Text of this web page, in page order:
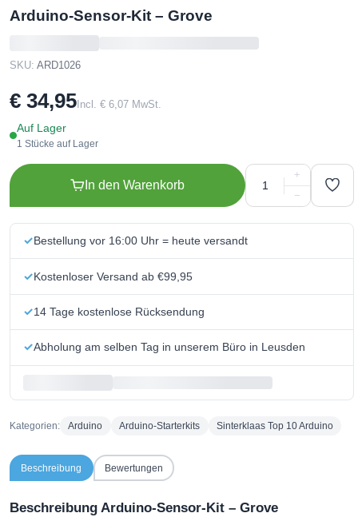
Arduino-Sensor-Kit – Grove
SKU: ARD1026
€ 34,95 Incl. € 6,07 MwSt.
Auf Lager
1 Stücke auf Lager
In den Warenkorb
+
−
Bestellung vor 16:00 Uhr = heute versandt
Kostenloser Versand ab €99,95
14 Tage kostenlose Rücksendung
Abholung am selben Tag in unserem Büro in Leusden
Kategorien: Arduino Arduino-Starterkits Sinterklaas Top 10 Arduino
Beschreibung Bewertungen
Beschreibung Arduino-Sensor-Kit – Grove